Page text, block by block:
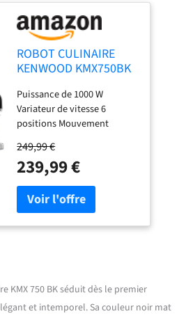
ROBOT CULINAIRE
KENWOOD KMX750BK
Puissance de 1000 W
Variateur de vitesse 6
positions Mouvement
avec poignée Couvercle
anti-projection
249,99 €
239,99 €
KMX 750 BK séduit dès le premier
et intemporel. Sa couleur noir mat